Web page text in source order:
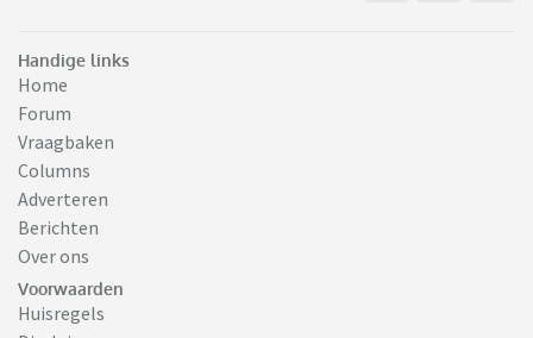
Handige links
Home
Forum
Vraagbaken
Columns
Adverteren
Berichten
Over ons
Voorwaarden
Huisregels